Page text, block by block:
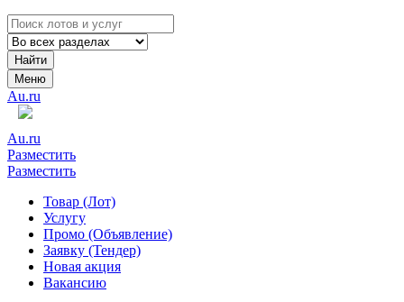
Найти
Меню
Au.ru
Au.ru
Разместить
Разместить
Товар (Лот)
Услугу
Промо (Объявление)
Заявку (Тендер)
Новая акция
Вакансию